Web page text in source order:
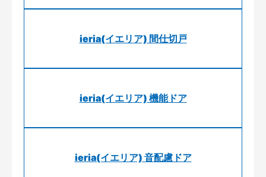
ieria(イエリア) 間仕切戸
ieria(イエリア) 機能ドア
ieria(イエリア) 音配慮ドア